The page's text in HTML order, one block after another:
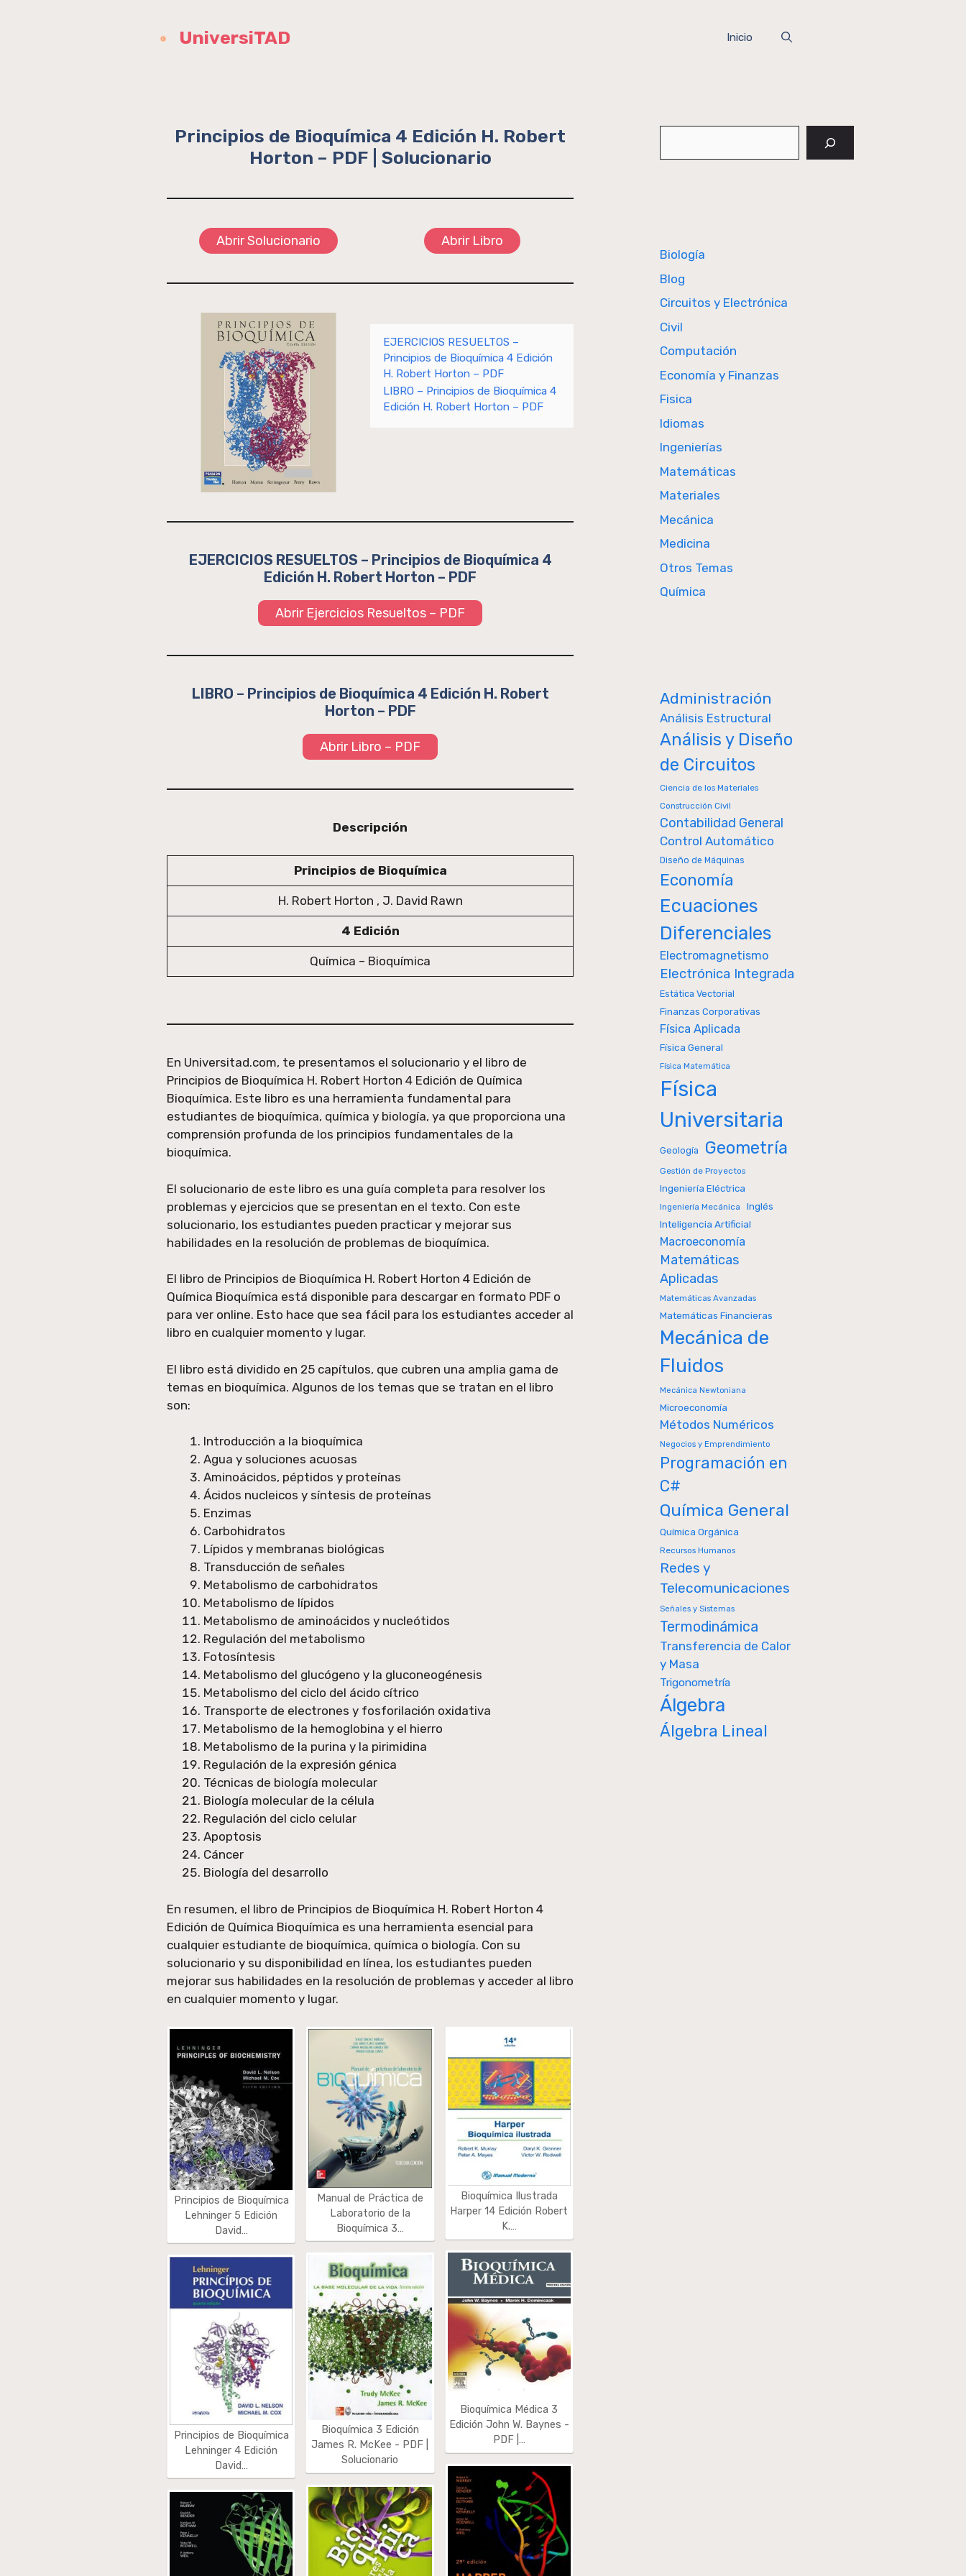
UniversiTAD Inicio
Principios de Bioquímica 4 Edición H. Robert
Horton – PDF | Solucionario
Abrir Solucionario Abrir Libro
EJERCICIOS RESUELTOS –
Principios de Bioquímica 4 Edición
H. Robert Horton – PDF
LIBRO – Principios de Bioquímica 4
Edición H. Robert Horton – PDF
EJERCICIOS RESUELTOS – Principios de Bioquímica 4
Edición H. Robert Horton – PDF
Abrir Ejercicios Resueltos – PDF
LIBRO – Principios de Bioquímica 4 Edición H. Robert
Horton – PDF
Abrir Libro – PDF
Descripción
Principios de Bioquímica
H. Robert Horton , J. David Rawn
4 Edición
Química – Bioquímica
En Universitad.com, te presentamos el solucionario y el libro de
Principios de Bioquímica H. Robert Horton 4 Edición de Química
Bioquímica. Este libro es una herramienta fundamental para
estudiantes de bioquímica, química y biología, ya que proporciona una
comprensión profunda de los principios fundamentales de la
bioquímica.
El solucionario de este libro es una guía completa para resolver los
problemas y ejercicios que se presentan en el texto. Con este
solucionario, los estudiantes pueden practicar y mejorar sus
habilidades en la resolución de problemas de bioquímica.
El libro de Principios de Bioquímica H. Robert Horton 4 Edición de
Química Bioquímica está disponible para descargar en formato PDF o
para ver online. Esto hace que sea fácil para los estudiantes acceder al
libro en cualquier momento y lugar.
El libro está dividido en 25 capítulos, que cubren una amplia gama de
temas en bioquímica. Algunos de los temas que se tratan en el libro
son:
Introducción a la bioquímica
Agua y soluciones acuosas
Aminoácidos, péptidos y proteínas
Ácidos nucleicos y síntesis de proteínas
Enzimas
Carbohidratos
Lípidos y membranas biológicas
Transducción de señales
Metabolismo de carbohidratos
Metabolismo de lípidos
Metabolismo de aminoácidos y nucleótidos
Regulación del metabolismo
Fotosíntesis
Metabolismo del glucógeno y la gluconeogénesis
Metabolismo del ciclo del ácido cítrico
Transporte de electrones y fosforilación oxidativa
Metabolismo de la hemoglobina y el hierro
Metabolismo de la purina y la pirimidina
Regulación de la expresión génica
Técnicas de biología molecular
Biología molecular de la célula
Regulación del ciclo celular
Apoptosis
Cáncer
Biología del desarrollo
En resumen, el libro de Principios de Bioquímica H. Robert Horton 4
Edición de Química Bioquímica es una herramienta esencial para
cualquier estudiante de bioquímica, química o biología. Con su
solucionario y su disponibilidad en línea, los estudiantes pueden
mejorar sus habilidades en la resolución de problemas y acceder al libro
en cualquier momento y lugar.
Principios de Bioquímica
Lehninger 5 Edición
David…
Principios de Bioquímica
Lehninger 4 Edición
David…
Manual de Práctica de
Laboratorio de la
Bioquímica 3…
Bioquímica 3 Edición
James R. McKee - PDF |
Solucionario
Bioquímica Ilustrada
Harper 14 Edición Robert
K.…
Bioquímica Médica 3
Edición John W. Baynes -
PDF |…
Biología
Blog
Circuitos y Electrónica
Civil
Computación
Economía y Finanzas
Fisica
Idiomas
Ingenierías
Matemáticas
Materiales
Mecánica
Medicina
Otros Temas
Química
Administración
Análisis Estructural
Análisis y Diseño
de Circuitos
Ciencia de los Materiales
Construcción Civil
Contabilidad General
Control Automático
Diseño de Máquinas
Economía
Ecuaciones
Diferenciales
Electromagnetismo
Electrónica Integrada
Estática Vectorial
Finanzas Corporativas
Física Aplicada
Física General
Física Matemática
Física
Universitaria
Geología Geometría
Gestión de Proyectos
Ingeniería Eléctrica
Ingeniería Mecánica
Inglés
Inteligencia Artificial
Macroeconomía
Matemáticas
Aplicadas
Matemáticas Avanzadas
Matemáticas Financieras
Mecánica de
Fluidos
Mecánica Newtoniana
Microeconomía
Métodos Numéricos
Negocios y Emprendimiento
Programación en
C#
Química General
Química Orgánica
Recursos Humanos
Redes y
Telecomunicaciones
Señales y Sistemas
Termodinámica
Transferencia de Calor
y Masa
Trigonometría
Álgebra
Álgebra Lineal